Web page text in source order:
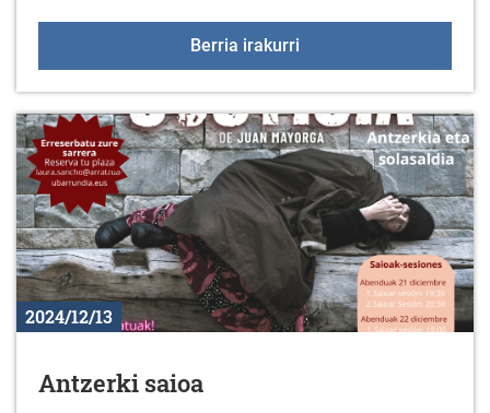
Berria irakurri
2024/12/13
Antzerki saioa